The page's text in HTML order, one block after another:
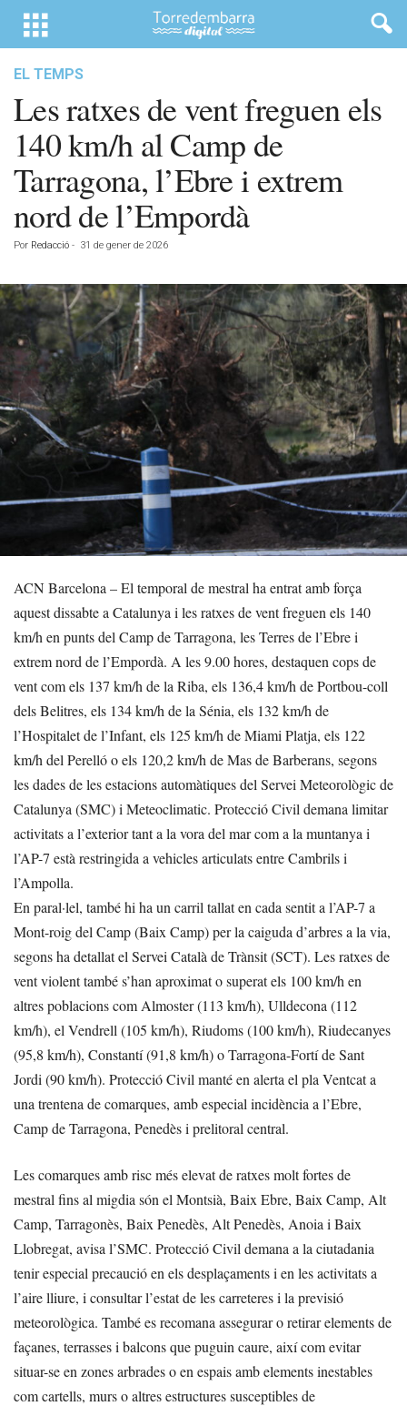
EL TEMPS
Les ratxes de vent freguen els
140 km/h al Camp de
Tarragona, l’Ebre i extrem
nord de l’Empordà
Por Redacció - 31 de gener de 2026
ACN Barcelona – El temporal de mestral ha entrat amb força
aquest dissabte a Catalunya i les ratxes de vent freguen els 140
km/h en punts del Camp de Tarragona, les Terres de l’Ebre i
extrem nord de l’Empordà. A les 9.00 hores, destaquen cops de
vent com els 137 km/h de la Riba, els 136,4 km/h de Portbou-coll
dels Belitres, els 134 km/h de la Sénia, els 132 km/h de
l’Hospitalet de l’Infant, els 125 km/h de Miami Platja, els 122
km/h del Perelló o els 120,2 km/h de Mas de Barberans, segons
les dades de les estacions automàtiques del Servei Meteorològic de
Catalunya (SMC) i Meteoclimatic. Protecció Civil demana limitar
activitats a l’exterior tant a la vora del mar com a la muntanya i
l’AP-7 està restringida a vehicles articulats entre Cambrils i
l’Ampolla.
En paral·lel, també hi ha un carril tallat en cada sentit a l’AP-7 a
Mont-roig del Camp (Baix Camp) per la caiguda d’arbres a la via,
segons ha detallat el Servei Català de Trànsit (SCT). Les ratxes de
vent violent també s’han aproximat o superat els 100 km/h en
altres poblacions com Almoster (113 km/h), Ulldecona (112
km/h), el Vendrell (105 km/h), Riudoms (100 km/h), Riudecanyes
(95,8 km/h), Constantí (91,8 km/h) o Tarragona-Fortí de Sant
Jordi (90 km/h). Protecció Civil manté en alerta el pla Ventcat a
una trentena de comarques, amb especial incidència a l’Ebre,
Camp de Tarragona, Penedès i prelitoral central.
Les comarques amb risc més elevat de ratxes molt fortes de
mestral fins al migdia són el Montsià, Baix Ebre, Baix Camp, Alt
Camp, Tarragonès, Baix Penedès, Alt Penedès, Anoia i Baix
Llobregat, avisa l’SMC. Protecció Civil demana a la ciutadania
tenir especial precaució en els desplaçaments i en les activitats a
l’aire lliure, i consultar l’estat de les carreteres i la previsió
meteorològica. També es recomana assegurar o retirar elements de
façanes, terrasses i balcons que puguin caure, així com evitar
situar-se en zones arbrades o en espais amb elements inestables
com cartells, murs o altres estructures susceptibles de